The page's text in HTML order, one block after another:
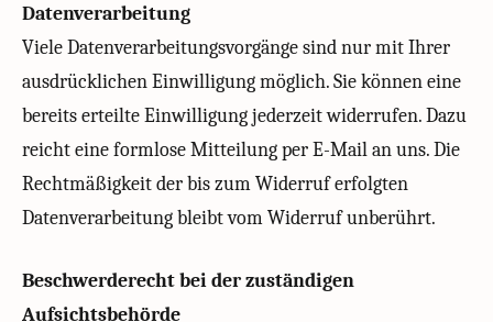
Datenverarbeitung
Viele Datenverarbeitungsvorgänge sind nur mit Ihrer
ausdrücklichen Einwilligung möglich. Sie können eine
bereits erteilte Einwilligung jederzeit widerrufen. Dazu
reicht eine formlose Mitteilung per E-Mail an uns. Die
Rechtmäßigkeit der bis zum Widerruf erfolgten
Datenverarbeitung bleibt vom Widerruf unberührt.
Beschwerderecht bei der zuständigen
Aufsichtsbehörde